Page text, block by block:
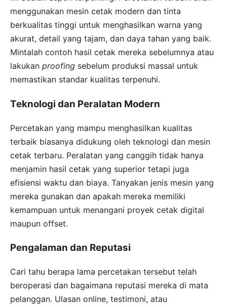
menggunakan mesin cetak modern dan tinta
berkualitas tinggi untuk menghasilkan warna yang
akurat, detail yang tajam, dan daya tahan yang baik.
Mintalah contoh hasil cetak mereka sebelumnya atau
lakukan proofing sebelum produksi massal untuk
memastikan standar kualitas terpenuhi.
Teknologi dan Peralatan Modern
Percetakan yang mampu menghasilkan kualitas
terbaik biasanya didukung oleh teknologi dan mesin
cetak terbaru. Peralatan yang canggih tidak hanya
menjamin hasil cetak yang superior tetapi juga
efisiensi waktu dan biaya. Tanyakan jenis mesin yang
mereka gunakan dan apakah mereka memiliki
kemampuan untuk menangani proyek cetak digital
maupun offset.
Pengalaman dan Reputasi
Cari tahu berapa lama percetakan tersebut telah
beroperasi dan bagaimana reputasi mereka di mata
pelanggan. Ulasan online, testimoni, atau